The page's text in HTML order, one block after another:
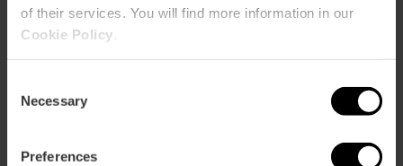
of their services. You will find more information in our
Cookie Policy
Selection
Necessary
Preferences